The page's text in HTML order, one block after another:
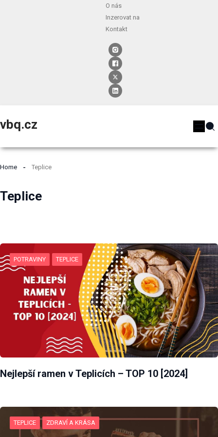
O nás
Inzerovat na
Kontakt
vbq.cz
Home Teplice
Teplice
POTRAVINY TEPLICE
Nejlepší ramen v Teplicích – TOP 10 [2024]
TEPLICE ZDRAVÍ A KRÁSA
Nezbytné
cookie
nejsou
volitelné.